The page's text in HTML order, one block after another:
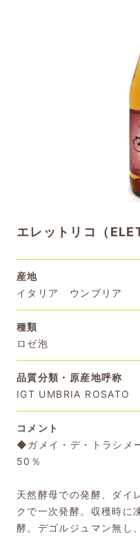
エレットリコ（
産地
イタリア ウンブリア
種類
ロゼ泡
品質分類・原産地呼称
IGT UMBRIA ROSATO
コメント
◆ガメイ・デ・トラシメ
50％
天然酵母での発酵、ダイ
クで一次発酵。収穫時に
酵。デゴルジュマン無し